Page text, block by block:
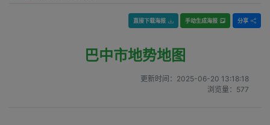
直接下载海报 手动生成海报 分享
巴中市地势地图
更新时间： 2025-06-20 13:18:18
浏览量： 577